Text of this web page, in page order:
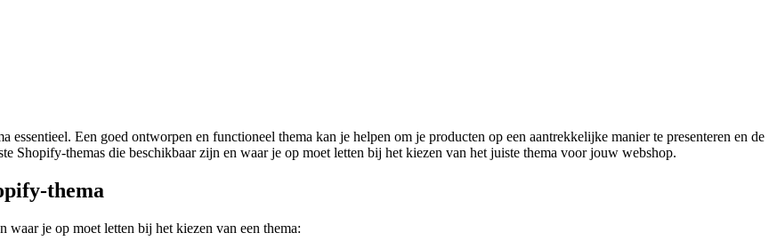
Een goed ontworpen en functioneel thema kan je helpen om je producten op een aantrekkelijke manier te presenteren en de
Shopify-themas die beschikbaar zijn en waar je op moet letten bij het kiezen van het juiste thema voor jouw webshop.
thema
waar je op moet letten bij het kiezen van een thema: